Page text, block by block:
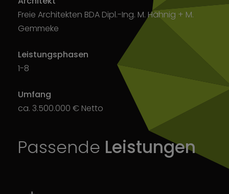
Freie Architekten BDA Dipl.-Ing. M. Hähnig + M.
Gemmeke
Leistungsphasen
1-8
Umfang
ca. 3.500.000 € Netto
Passende Leistungen